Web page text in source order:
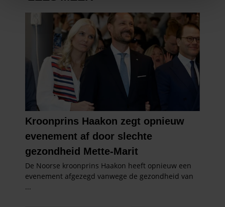
personaliseren, om functies voor social media te bieden
en om ons websiteverkeer te analyseren. Ook delen we
informatie over uw gebruik van onze site met onze
partners voor social media, adverteren en analyse. Deze
partners kunnen deze gegevens combineren met andere
informatie die u aan ze heeft verstrekt of die ze hebben
verzameld op basis van uw gebruik van hun services. U
gaat akkoord met onze cookies als u onze website blijft